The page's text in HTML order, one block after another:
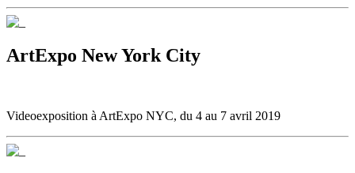
ArtExpo New York City
Videoexposition à ArtExpo NYC, du 4 au 7 avril 2019